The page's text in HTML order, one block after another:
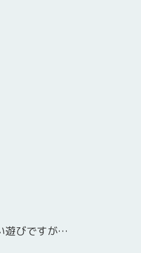
遊びですが…